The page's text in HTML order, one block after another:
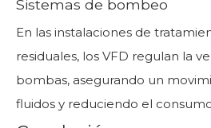
Sistemas de bombeo
En las instalaciones de
residuales, los VFD regulan la
bombas, asegurando un
fluidos y reduciendo el